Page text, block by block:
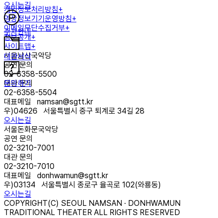
오시는길
주차안내
대관서식
문의하기
개인정보처리방침+
영상정보기기운영방침+
이메일무단수집거부+
정보공개+
사이트맵+
서울남산국악당
공연 문의
02-6358-5500
대관 문의
02-6358-5504
대표메일 namsan@sgtt.kr
우)04626
서울특별시 중구 퇴계로 34길 28
오시는길
서울돈화문국악당
공연 문의
02-3210-7001
대관 문의
02-3210-7010
대표메일 donhwamun@sgtt.kr
우)03134
서울특별시 종로구 율곡로 102(와룡동)
오시는길
COPYRIGHT(C) SEOUL NAMSAN · DONHWAMUN
TRADITIONAL THEATER ALL RIGHTS RESERVED